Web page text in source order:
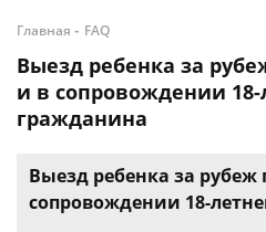
Главная - FAQ
Выезд ребенка за
и в сопровождении 18-
гражданина
Выезд ребенка за рубеж
сопровождении 18-